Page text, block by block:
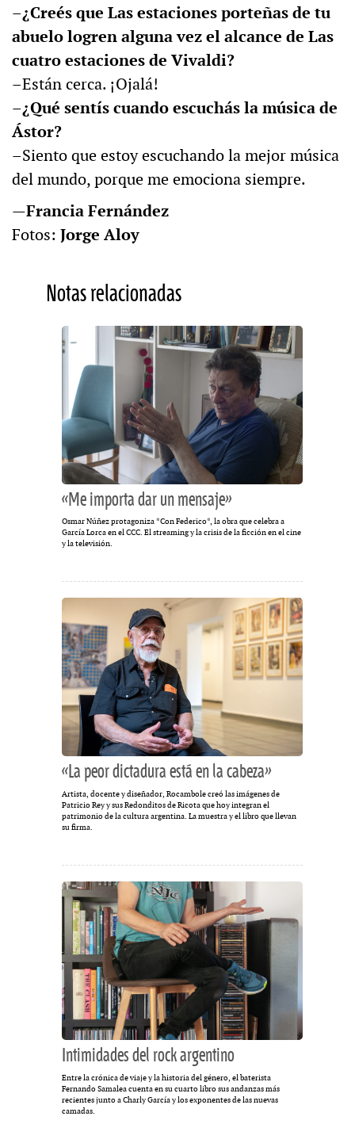
–¿Creés que Las estaciones porteñas de tu
abuelo logren alguna vez el alcance de Las
cuatro estaciones de Vivaldi?
–Están cerca. ¡Ojalá!
–¿Qué sentís cuando escuchás la música de
Ástor?
–Siento que estoy escuchando la mejor música
del mundo, porque me emociona siempre.
—Francia Fernández
Fotos: Jorge Aloy
Notas relacionadas
«Me importa dar un mensaje»
Osmar Núñez protagoniza *Con Federico*, la obra que celebra a
García Lorca en el CCC. El streaming y la crisis de la ficción en el cine
y la televisión.
«La peor dictadura está en la cabeza»
Artista, docente y diseñador, Rocambole creó las imágenes de
Patricio Rey y sus Redonditos de Ricota que hoy integran el
patrimonio de la cultura argentina. La muestra y el libro que llevan
su firma.
Intimidades del rock argentino
Entre la crónica de viaje y la historia del género, el baterista
Fernando Samalea cuenta en su cuarto libro sus andanzas más
recientes junto a Charly García y los exponentes de las nuevas
camadas.